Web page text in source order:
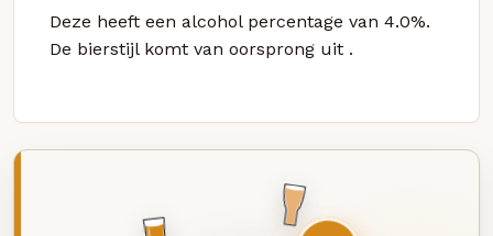
Deze heeft een alcohol percentage van 4.0%.
De bierstijl komt van oorsprong uit .